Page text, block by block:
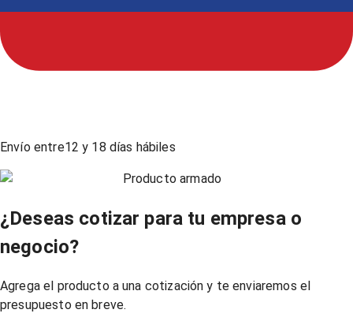
Envío entre12 y 18 días hábiles
Producto armado
¿Deseas cotizar para tu empresa o
negocio?
Agrega el producto a una cotización y te enviaremos el
presupuesto en breve.